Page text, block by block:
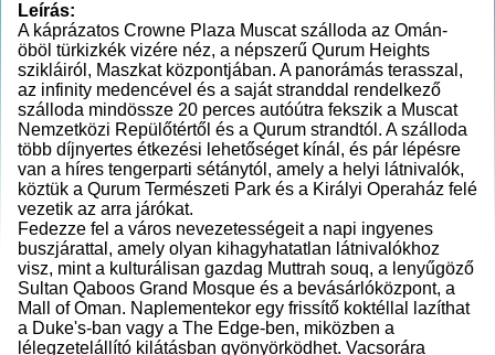
Leírás:
A káprázatos Crowne Plaza Muscat szálloda az Omán-
öböl türkizkék vizére néz, a népszerű Qurum Heights
szikláiról, Maszkat központjában. A panorámás terasszal,
az infinity medencével és a saját stranddal rendelkező
szálloda mindössze 20 perces autóútra fekszik a Muscat
Nemzetközi Repülőtértől és a Qurum strandtól. A szálloda
több díjnyertes étkezési lehetőséget kínál, és pár lépésre
van a híres tengerparti sétánytól, amely a helyi látnivalók,
köztük a Qurum Természeti Park és a Királyi Operaház felé
vezetik az arra járókat.
Fedezze fel a város nevezetességeit a napi ingyenes
buszjárattal, amely olyan kihagyhatatlan látnivalókhoz
visz, mint a kulturálisan gazdag Muttrah souq, a lenyűgöző
Sultan Qaboos Grand Mosque és a bevásárlóközpont, a
Mall of Oman. Naplementekor egy frissítő koktéllal lazíthat
a Duke's-ban vagy a The Edge-ben, miközben a
lélegzetelállító kilátásban gyönyörködhet. Vacsorára